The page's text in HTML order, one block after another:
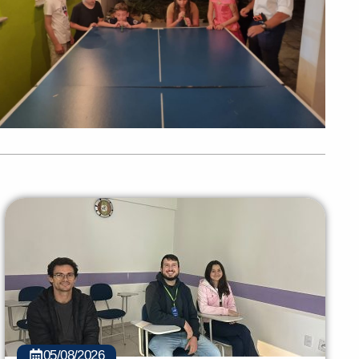
05/08/2026
PEÇA UMA DEMONSTRAÇÃO DE MÉTODO